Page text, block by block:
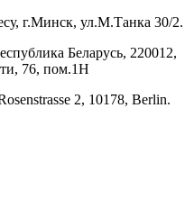
г.Минск, ул.М.Танка 30/2.
Беларусь, 220012,
76, пом.1Н
2, 10178, Berlin.